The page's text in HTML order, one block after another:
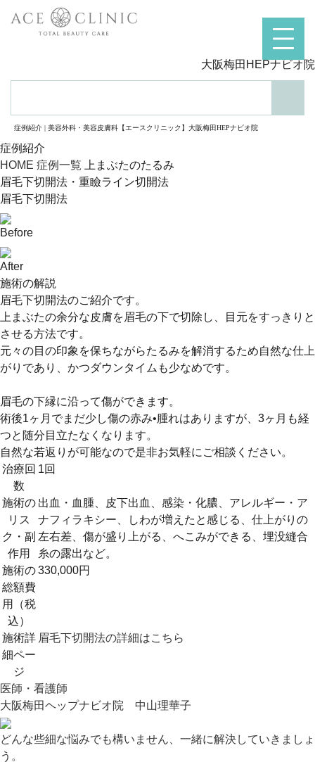
症例紹介 | 美容外科・美容皮膚科【エースクリニック】大阪梅田HEPナビオ院
大阪梅田HEPナビオ院
症例紹介
HOME 症例一覧
上まぶたのたるみ
眉毛下切開法・重瞼ライン切開法
眉毛下切開法
Before
After
施術の解説
眉毛下切開法のご紹介です。
上まぶたの余分な皮膚を眉毛の下で切除し、目元をすっきりと
させる方法です。
元々の目の印象を保ちながらたるみを解消するため自然な仕上
がりであり、かつダウンタイムも少なめです。
眉毛の下縁に沿って傷ができます。
術後1ヶ月でまだ少し傷の赤み•腫れはありますが、3ヶ月も経
つと随分目立たなくなります。
自然な若返りが可能なので是非お気軽にご相談ください。
治療回
数
1回
施術の
リス
ク・副
作用
出血・血腫、皮下出血、感染・化膿、アレルギー・ア
ナフィラキシー、しわが増えたと感じる、仕上がりの
左右差、傷が盛り上がる、へこみができる、埋没縫合
糸の露出など。
施術の
総額費
用（税
込）
330,000円
施術詳
細ペー
ジ
眉毛下切開法の詳細はこちら
医師・看護師
大阪梅田ヘップナビオ院 中山理華子
どんな些細な悩みでも構いません、一緒に解決していきましょ
う。